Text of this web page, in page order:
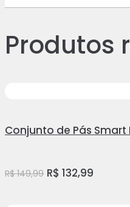
Produtos
Conjunto de Pás Smart
R$149,99 O
R$ 132,99